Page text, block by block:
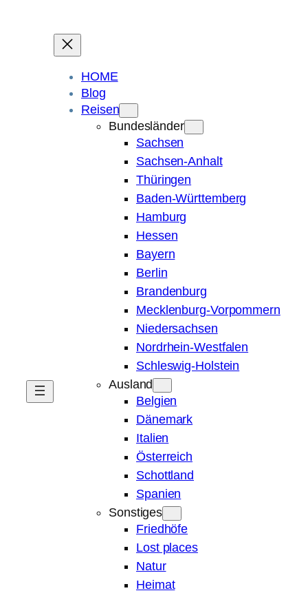
HOME
Blog
Reisen
Bundesländer
Sachsen
Sachsen-Anhalt
Thüringen
Baden-Württemberg
Hamburg
Hessen
Bayern
Berlin
Brandenburg
Mecklenburg-Vorpommern
Niedersachsen
Nordrhein-Westfalen
Schleswig-Holstein
Ausland
Belgien
Dänemark
Italien
Österreich
Schottland
Spanien
Sonstiges
Friedhöfe
Lost places
Natur
Heimat